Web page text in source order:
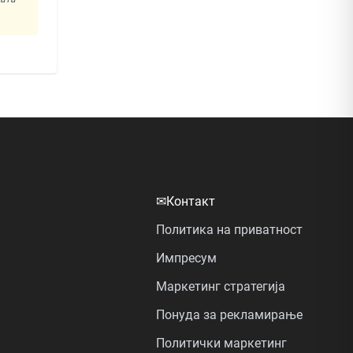
✉Контакт
Политика на приватност
Импресум
Маркетинг стратегија
Понуда за рекламирање
Политички маркетинг